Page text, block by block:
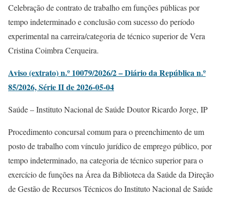
Celebração de contrato de trabalho em funções públicas por
tempo indeterminado e conclusão com sucesso do período
experimental na carreira/categoria de técnico superior de Vera
Cristina Coimbra Cerqueira.
Aviso (extrato) n.º 10079/2026/2 – Diário da República n.º
85/2026, Série II de 2026-05-04
Saúde – Instituto Nacional de Saúde Doutor Ricardo Jorge, IP
Procedimento concursal comum para o preenchimento de um
posto de trabalho com vínculo jurídico de emprego público, por
tempo indeterminado, na categoria de técnico superior para o
exercício de funções na Área da Biblioteca da Saúde da Direção
de Gestão de Recursos Técnicos do Instituto Nacional de Saúde